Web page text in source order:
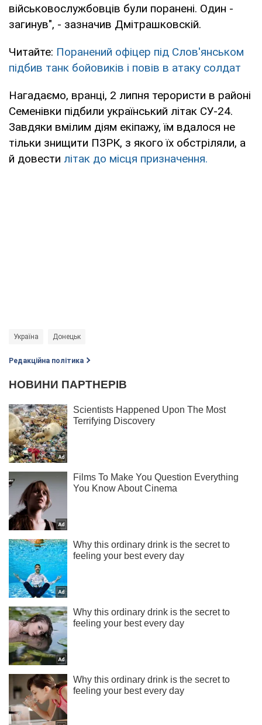
військовослужбовців були поранені. Один -
загинув", - зазначив Дмітрашковскій.
Читайте: Поранений офіцер під Слов'янськом
підбив танк бойовиків і повів в атаку солдат
Нагадаємо, вранці, 2 липня терористи в районі
Семенівки підбили український літак СУ-24.
Завдяки вмілим діям екіпажу, їм вдалося не
тільки знищити ПЗРК, з якого їх обстріляли, а
й довести літак до місця призначення.
Україна Донецьк
Редакційна політика